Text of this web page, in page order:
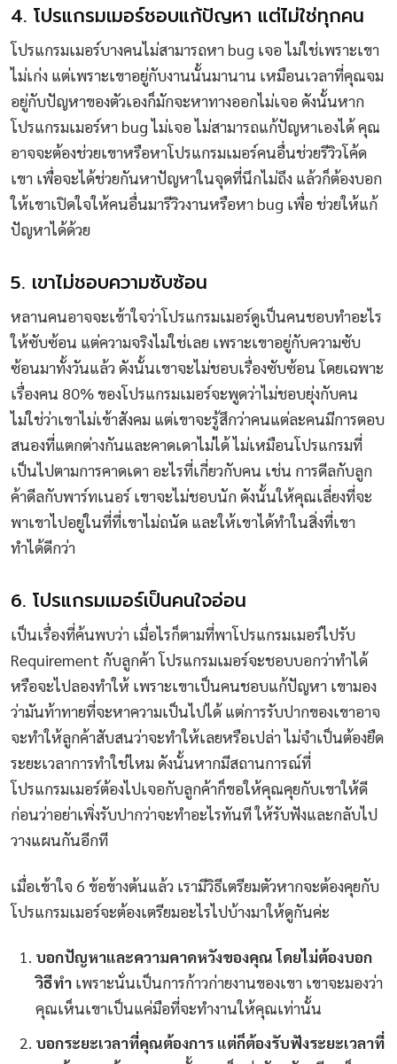
4. โปรแกรมเมอร์ชอบแก้ปัญหา แต่ไม่ใช่ทุกคน
โปรแกรมเมอร์บางคนไม่สามารถหา bug เจอ ไม่ใช่เพราะเขา
ไม่เก่ง แต่เพราะเขาอยู่กับงานนั้นมานาน เหมือนเวลาที่คุณจม
อยู่กับปัญหาของตัวเองก็มักจะหาทางออกไม่เจอ ดังนั้นหาก
โปรแกรมเมอร์หา bug ไม่เจอ ไม่สามารถแก้ปัญหาเองได้ คุณ
อาจจะต้องช่วยเขาหรือหาโปรแกรมเมอร์คนอื่นช่วยรีวิวโค้ด
เขา เพื่อจะได้ช่วยกันหาปัญหาในจุดที่นึกไม่ถึง แล้วก็ต้องบอก
ให้เขาเปิดใจให้คนอื่นมารีวิวงานหรือหา bug เพื่อ ช่วยให้แก้
ปัญหาได้ด้วย
5. เขาไม่ชอบความซับซ้อน
หลานคนอาจจะเข้าใจว่าโปรแกรมเมอร์ดูเป็นคนชอบทำอะไร
ให้ซับซ้อน แต่ความจริงไม่ใช่เลย เพราะเขาอยู่กับความซับ
ซ้อนมาทั้งวันแล้ว ดังนั้นเขาจะไม่ชอบเรื่องซับซ้อน โดยเฉพาะ
เรื่องคน 80% ของโปรแกรมเมอร์จะพูดว่าไม่ชอบยุ่งกับคน
ไม่ใช่ว่าเขาไม่เข้าสังคม แต่เขาจะรู้สึกว่าคนแต่ละคนมีการตอบ
สนองที่แตกต่างกันและคาดเดาไม่ได้ ไม่เหมือนโปรแกรมที่
เป็นไปตามการคาดเดา อะไรที่เกี่ยวกับคน เช่น การดีลกับลูก
ค้าดีลกับพาร์ทเนอร์ เขาจะไม่ชอบนัก ดังนั้นให้คุณเลี่ยงที่จะ
พาเขาไปอยู่ในที่ที่เขาไม่ถนัด และให้เขาได้ทำในสิ่งที่เขา
ทำได้ดีกว่า
6. โปรแกรมเมอร์เป็นคนใจอ่อน
เป็นเรื่องที่ค้นพบว่า เมื่อไรก็ตามที่พาโปรแกรมเมอร์ไปรับ
Requirement กับลูกค้า โปรแกรมเมอร์จะชอบบอกว่าทำได้
หรือจะไปลองทำให้ เพราะเขาเป็นคนชอบแก้ปัญหา เขามอง
ว่ามันท้าทายที่จะหาความเป็นไปได้ แต่การรับปากของเขาอาจ
จะทำให้ลูกค้าสับสนว่าจะทำให้เลยหรือเปล่า ไม่จำเป็นต้องยืด
ระยะเวลาการทำใช่ไหม ดังนั้นหากมีสถานการณ์ที่
โปรแกรมเมอร์ต้องไปเจอกับลูกค้าก็ขอให้คุณคุยกับเขาให้ดี
ก่อนว่าอย่าเพิ่งรับปากว่าจะทำอะไรทันที ให้รับฟังและกลับไป
วางแผนกันอีกที
เมื่อเข้าใจ 6 ข้อข้างต้นแล้ว เรามีวิธีเตรียมตัวหากจะต้องคุยกับ
โปรแกรมเมอร์จะต้องเตรียมอะไรไปบ้างมาให้ดูกันค่ะ
บอกปัญหาและความคาดหวังของคุณ โดยไม่ต้องบอก
วิธีทำ เพราะนั่นเป็นการก้าวก่ายงานของเขา เขาจะมองว่า
คุณเห็นเขาเป็นแค่มือที่จะทำงานให้คุณเท่านั้น
บอกระยะเวลาที่คุณต้องการ แต่ก็ต้องรับฟังระยะเวลาที่